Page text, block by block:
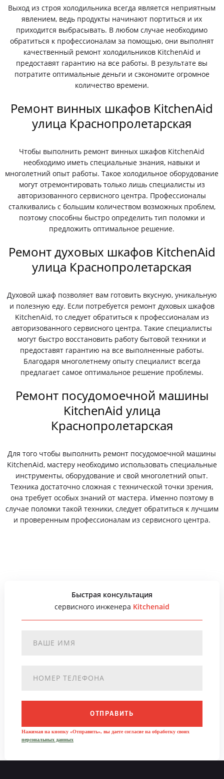
Выход из строя холодильника всегда является неприятным
явлением, ведь продукты начинают портиться и их
приходится выбрасывать. В любом случае необходимо
обратиться к профессионалам за помощью, они выполнят
качественный ремонт холодильников KitchenAid и
предоставят гарантию на все работы. В результате вы
потратите оптимальные деньги и сэкономите огромное
количество времени.
Ремонт винных шкафов KitchenAid
улица Краснопролетарская
Чтобы выполнить ремонт винных шкафов KitchenAid
необходимо иметь специальные знания, навыки и
многолетний опыт работы. Такое холодильное оборудование
могут отремонтировать только лишь специалисты из
авторизованного сервисного центра. Профессионалы
сталкивались с большим количеством возможных проблем,
поэтому способны быстро определить тип поломки и
предложить оптимальное решение.
Ремонт духовых шкафов KitchenAid
улица Краснопролетарская
Духовой шкаф позволяет вам готовить вкусную, уникальную
и полезную еду. Если потребуется ремонт духовых шкафов
KitchenAid, то следует обратиться к профессионалам из
авторизованного сервисного центра. Такие специалисты
могут быстро восстановить работу бытовой техники и
предоставят гарантию на все выполненные работы.
Благодаря многолетнему опыту специалист всегда
предлагает самое оптимальное решение проблемы.
Ремонт посудомоечной машины
KitchenAid улица
Краснопролетарская
Для того чтобы выполнить ремонт посудомоечной машины
KitchenAid, мастеру необходимо использовать специальные
инструменты, оборудование и свой многолетний опыт.
Техника достаточно сложная с технической точки зрения,
она требует особых знаний от мастера. Именно поэтому в
случае поломки такой техники, следует обратиться к лучшим
и проверенным профессионалам из сервисного центра.
Быстрая консультация
сервисного инженера Kitchenaid
ОТПРАВИТЬ
Нажимая на кнопку «Отправить», вы даете согласие на обработку своих
персональных данных